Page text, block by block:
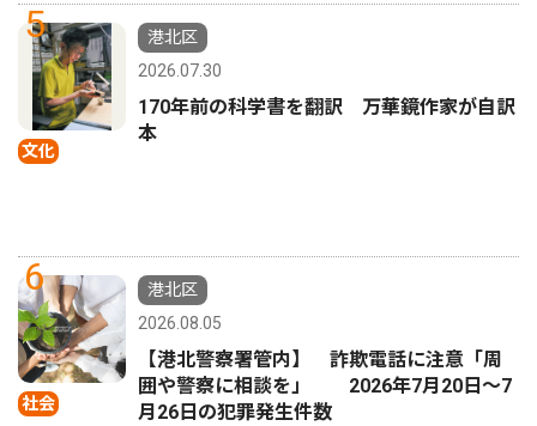
5
文化
港北区
2026.07.30
170年前の科学書を翻訳 万華鏡作家が自訳
本
6
社会
港北区
2026.08.05
【港北警察署管内】 詐欺電話に注意「周
囲や警察に相談を」 2026年7月20日〜7
月26日の犯罪発生件数